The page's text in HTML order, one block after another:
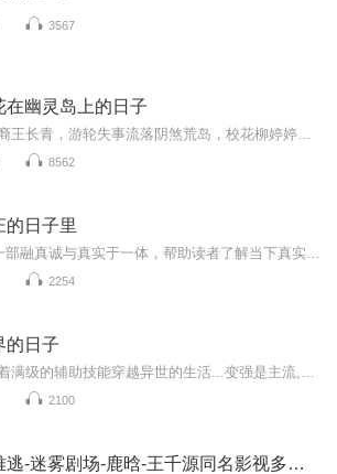
3567
在幽灵岛上的日子
8562
的日子里
2254
的日子
2100
在劫难逃-迷雾剧场-鹿晗-王千源同名影视多人有声剧